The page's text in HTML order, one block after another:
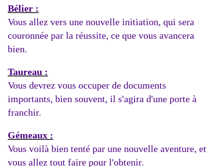
Bélier :
Vous allez vers une nouvelle initiation, qui sera
couronnée par la réussite, ce que vous avancera
bien.
Taureau :
Vous devrez vous occuper de documents
importants, bien souvent, il s'agira d'une porte à
franchir.
Gémeaux :
Vous voilà bien tenté par une nouvelle aventure, et
vous allez tout faire pour l'obtenir.